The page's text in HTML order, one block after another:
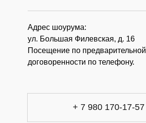
Адрес шоурума:
ул. Большая Филевская, д. 16
Посещение по предварительной
договоренности по телефону.
+ 7 980 170-17-57